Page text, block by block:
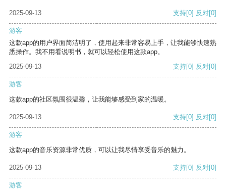
2025-09-13 支持[0] 反对[0]
游客
这款app的用户界面简洁明了，使用起来非常容易上手，让我能够快速熟
悉操作。我不用看说明书，就可以轻松使用这款app。
2025-09-13
支持[0] 反对[0]
游客
这款app的社区氛围很温馨，让我能够感受到家的温暖。
2025-09-13 支持[0] 反对[0]
游客
这款app的音乐资源非常优质，可以让我尽情享受音乐的魅力。
2025-09-13 支持[0] 反对[0]
游客